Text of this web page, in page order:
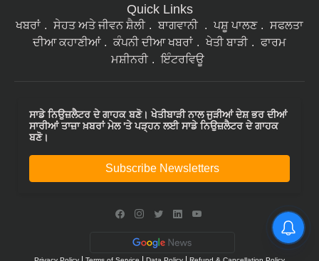
Quick Links
ਖਬਰਾਂ ਸੇਹਤ ਅਤੇ ਜੀਵਨ ਸ਼ੈਲੀ ਬਾਗਵਾਨੀ ਪਸ਼ੂ ਪਾਲਣ
ਸਫਲਤਾ
ਦੀਆ ਕਹਾਣੀਆਂ
ਕੰਪਨੀ ਦੀਆ ਖਬਰਾਂ ਖੇਤੀ ਬਾੜੀ
ਫਾਰਮ
ਮਸ਼ੀਨਰੀ
ਇੰਟਰਵਿਊ
ਸਾਡੇ ਨਿਉਜ਼ਲੈਟਰ ਦੇ ਗਾਹਕ ਬਣੋ। ਖੇਤੀਬਾੜੀ ਨਾਲ ਜੁੜੀਆਂ ਦੇਸ਼ ਭਰ ਦੀਆਂ
ਸਾਰੀਆਂ ਤਾਜ਼ਾ ਖ਼ਬਰਾਂ ਮੇਲ 'ਤੇ ਪੜ੍ਹਨ ਲਈ ਸਾਡੇ ਨਿਉਜ਼ਲੈਟਰ ਦੇ ਗਾਹਕ
ਬਣੋ।
Subscribe Newsletters